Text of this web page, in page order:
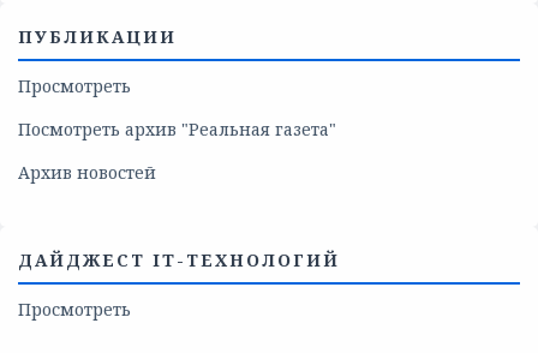
ПУБЛИКАЦИИ
Просмотреть
Посмотреть архив "Реальная газета"
Архив новостей
ДАЙДЖЕСТ IT-ТЕХНОЛОГИЙ
Просмотреть